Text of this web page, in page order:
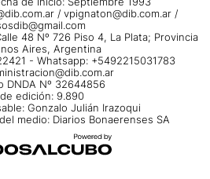
/ vpignaton@dib.com.ar /
48 Nº 726 Piso 4, La Plata; Provincia
Aires, Argentina
- Whatsapp: +5492215031783
DNDA Nº 32644856
edición: 9.890
Gonzalo Julián Irazoqui
medio: Diarios Bonaerenses SA